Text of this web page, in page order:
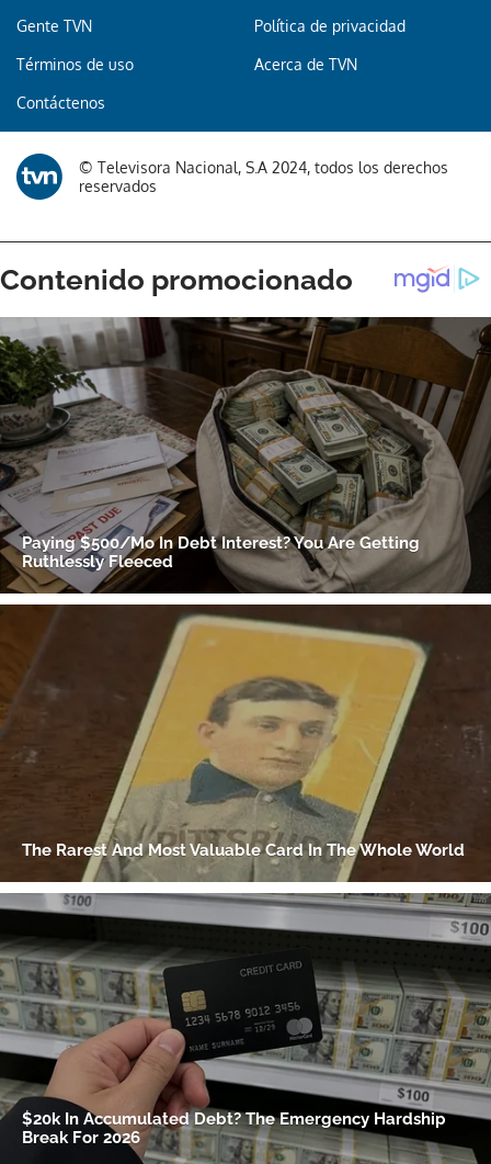
Gente TVN Política de privacidad
Términos de uso Acerca de TVN
Contáctenos
© Televisora Nacional, S.A 2024, todos los derechos
reservados